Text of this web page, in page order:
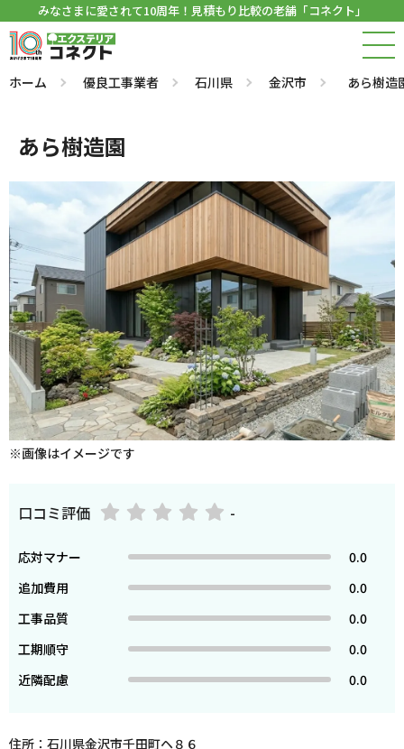
みなさまに愛されて10周年！見積もり比較の老舗「コネクト」
ホーム 優良工事業者 石川県 金沢市 あら樹造
あら樹造園
※画像はイメージです
口コミ評価 -
応対マナー
0.0
追加費用
0.0
工事品質
0.0
工期順守
0.0
近隣配慮
0.0
住所：石川県金沢市千田町ヘ８６